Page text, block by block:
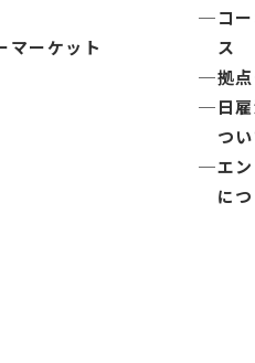
マーケット
コ
ス
拠
日
つ
エ
に